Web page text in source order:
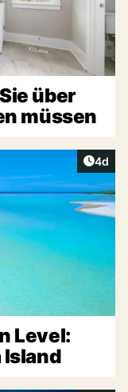
über
müssen
4d
Level:
Island